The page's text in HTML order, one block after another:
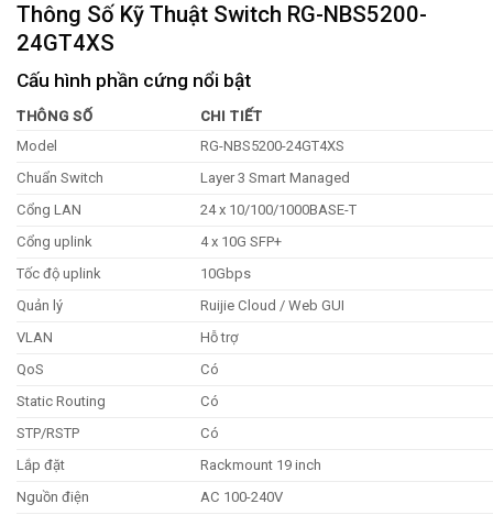
Thông Số Kỹ Thuật Switch RG-NBS5200-
24GT4XS
Cấu hình phần cứng nổi bật
THÔNG SỐ
CHI TIẾT
Model
RG-NBS5200-24GT4XS
Chuẩn Switch
Layer 3 Smart Managed
Cổng LAN
24 x 10/100/1000BASE-T
Cổng uplink
4 x 10G SFP+
Tốc độ uplink
10Gbps
Quản lý
Ruijie Cloud / Web GUI
VLAN
Hỗ trợ
QoS
Có
Static Routing
Có
STP/RSTP
Có
Lắp đặt
Rackmount 19 inch
Nguồn điện
AC 100-240V